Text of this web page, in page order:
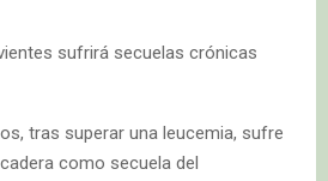
sufrirá secuelas crónicas
tras superar una leucemia, sufre
como secuela del